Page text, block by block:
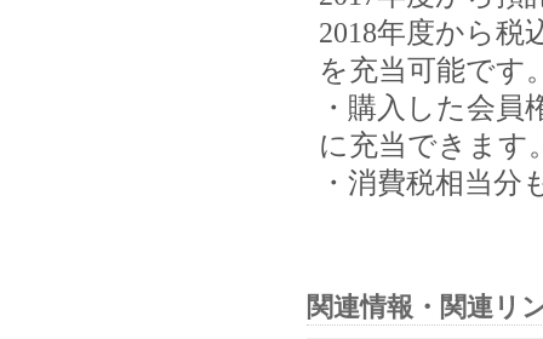
2018年度から税
を充当可能です
・購入した会
に充当できます
・消費税相当
関連情報・関連リ